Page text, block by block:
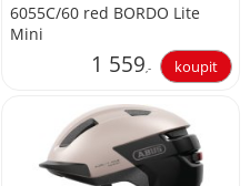
6055C/60 red BORDO Lite
Mini
1 559,-
1 288,43